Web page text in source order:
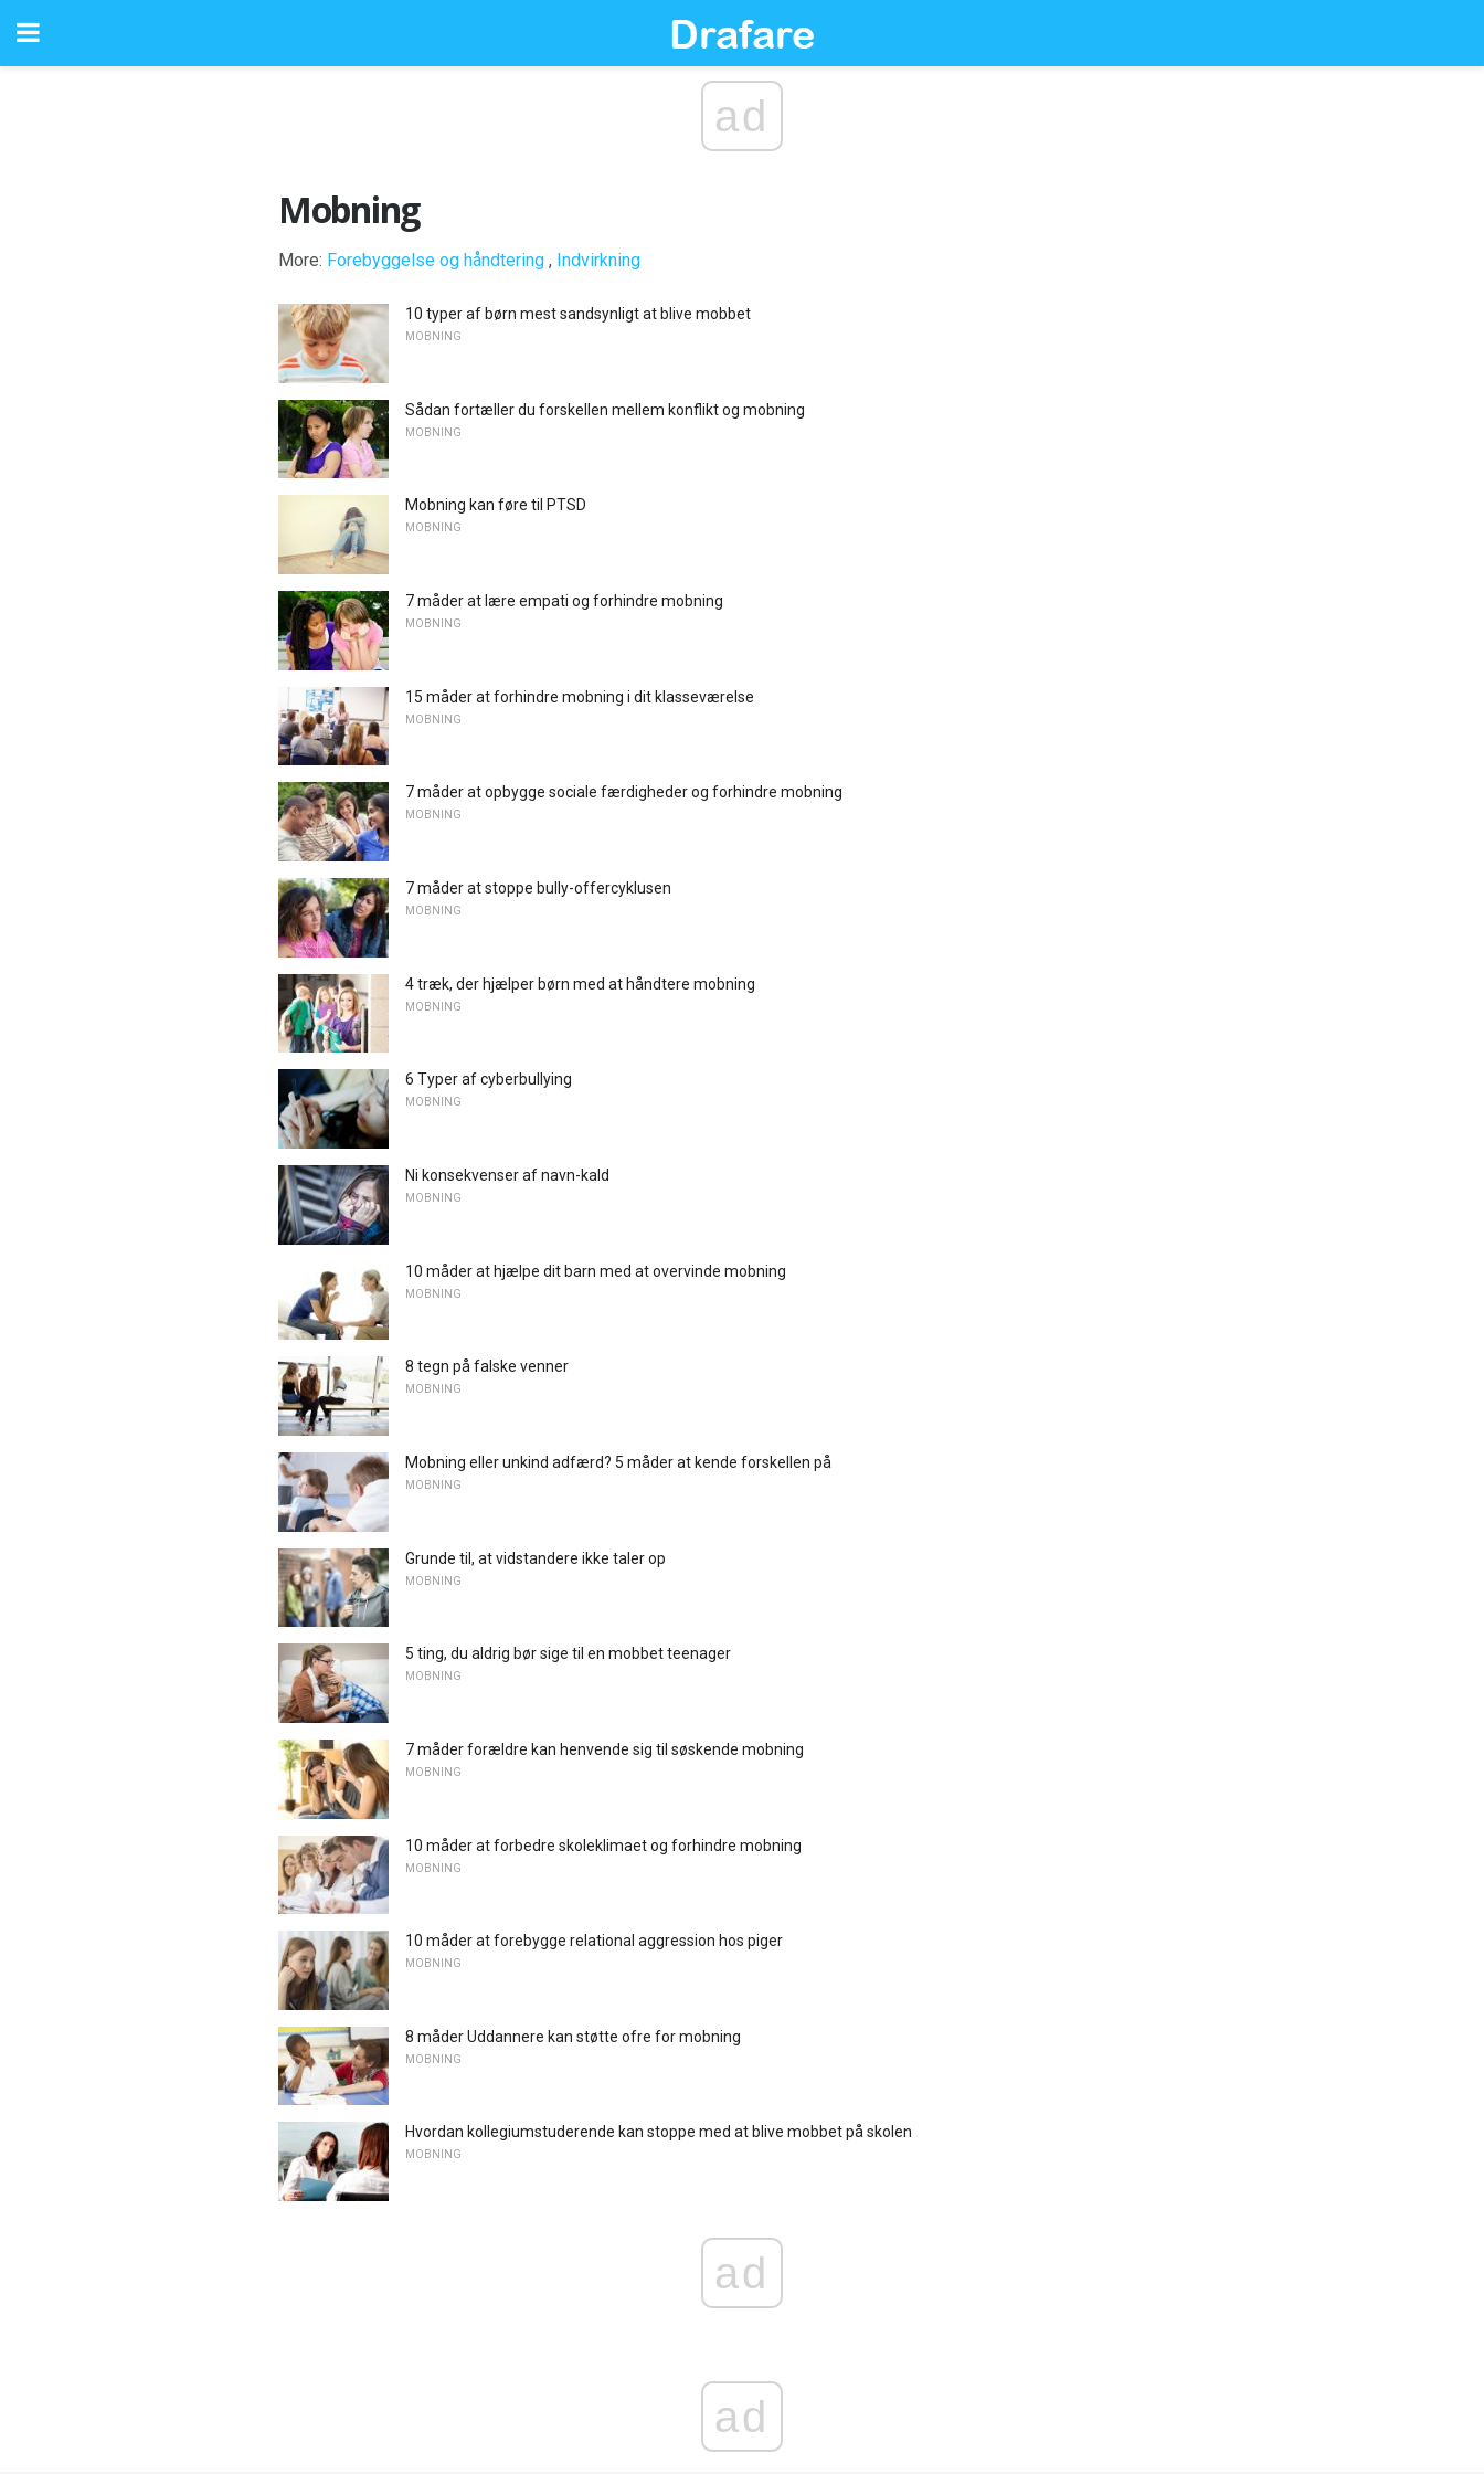
ad
Mobning
More: Forebyggelse og håndtering , Indvirkning
10 typer af børn mest sandsynligt at blive mobbet
MOBNING
Sådan fortæller du forskellen mellem konflikt og mobning
MOBNING
Mobning kan føre til PTSD
MOBNING
7 måder at lære empati og forhindre mobning
MOBNING
15 måder at forhindre mobning i dit klasseværelse
MOBNING
7 måder at opbygge sociale færdigheder og forhindre mobning
MOBNING
7 måder at stoppe bully-offercyklusen
MOBNING
4 træk, der hjælper børn med at håndtere mobning
MOBNING
6 Typer af cyberbullying
MOBNING
Ni konsekvenser af navn-kald
MOBNING
10 måder at hjælpe dit barn med at overvinde mobning
MOBNING
8 tegn på falske venner
MOBNING
Mobning eller unkind adfærd? 5 måder at kende forskellen på
MOBNING
Grunde til, at vidstandere ikke taler op
MOBNING
5 ting, du aldrig bør sige til en mobbet teenager
MOBNING
7 måder forældre kan henvende sig til søskende mobning
MOBNING
10 måder at forbedre skoleklimaet og forhindre mobning
MOBNING
10 måder at forebygge relational aggression hos piger
MOBNING
8 måder Uddannere kan støtte ofre for mobning
MOBNING
Hvordan kollegiumstuderende kan stoppe med at blive mobbet på skolen
MOBNING
ad
ad